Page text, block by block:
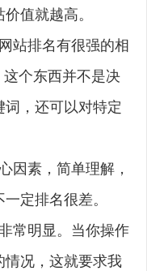
值就越高。
站排名有很强的相
这个东西并不是决
，还可以对特定
因素，简单理解，
定排名很差。
常明显。当你操作
情况，这就要求我